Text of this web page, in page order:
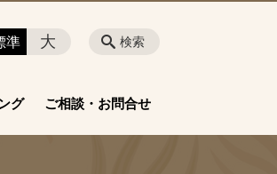
グ ご相談・お問合せ
検索
準 大